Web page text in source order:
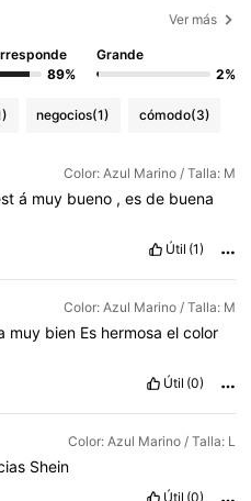
Ver más
89%
Grande
2%
negocios(1) cómodo(3)
Color: Azul Marino / Talla: M
á muy bueno , es de buena
Útil (1)
Color: Azul Marino / Talla: M
muy bien Es hermosa el color
Útil (0)
Color: Azul Marino / Talla: L
Shein
Útil (0)